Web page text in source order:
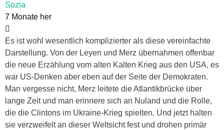
Sozia
7 Monate her
Es ist wohl wesentlich komplizierter als diese vereinfachte
Darstellung. Von der Leyen und Merz übernahmen offenbar
die neue Erzählung vom alten Kalten Krieg aus den USA, es
war US-Denken aber eben auf der Seite der Demokraten.
Man vergesse nicht, Merz leitete die Atlantikbrücke über
lange Zeit und man erinnere sich an Nuland und die Rolle,
die die Clintons im Ukraine-Krieg spielten. Und jetzt halten
sie verzweifelt an dieser Weltsicht fest und drohen primär